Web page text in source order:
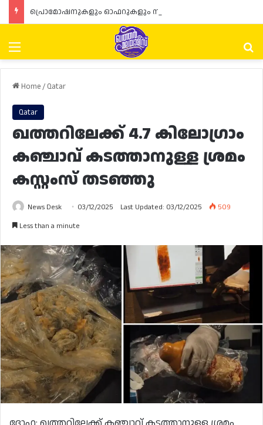
Menu
Home/ Qatar
Qatar
ഖത്തറിലേക്ക് 4.7 കിലോഗ്രാം
കഞ്ചാവ് കടത്താനുള്ള ശ്രമം
കസ്റ്റംസ് തടഞ്ഞു
News Desk 03/12/2025 Last Updated: 03/12/2025
509
Less than a minute